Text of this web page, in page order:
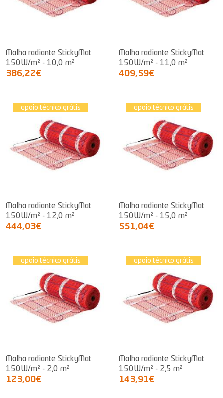
Malha radiante StickyMat
150W/m² - 10,0 m²
386,22€
Malha radiante StickyMat
150W/m² - 11,0 m²
409,59€
apoio técnico grátis
Malha radiante StickyMat
150W/m² - 12,0 m²
444,03€
apoio técnico grátis
Malha radiante StickyMat
150W/m² - 15,0 m²
551,04€
apoio técnico grátis
Malha radiante StickyMat
150W/m² - 2,0 m²
123,00€
apoio técnico grátis
Malha radiante StickyMat
150W/m² - 2,5 m²
143,91€